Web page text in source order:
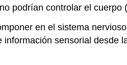
podrían controlar el
en el sistema
información sensorial desde